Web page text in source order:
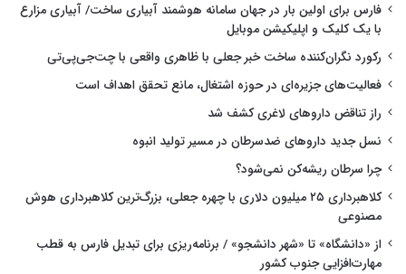
فارس برای اولین بار در جهان سامانه هوشمند آبیاری ساخت/ آبیاری مزارع
با یک کلیک و اپلیکیشن موبایل
رکورد نگران‌کننده ساخت خبر جعلی با ظاهری واقعی با چت‌جی‌پی‌تی
فعالیت‌های جزیره‌ای در حوزه اشتغال، مانع تحقق اهداف است
راز تناقض داروهای لاغری کشف شد
نسل جدید داروهای ضدسرطان در مسیر تولید انبوه
چرا سرطان ریشه‌کن نمی‌شود؟
کلاهبرداری ۲۵ میلیون دلاری با چهره جعلی، بزرگ‌ترین کلاهبرداری هوش
مصنوعی
از «دانشگاه» تا «شهر دانشجو» / برنامه‌ریزی برای تبدیل فارس به قطب
مهارت‌افزایی جنوب کشور